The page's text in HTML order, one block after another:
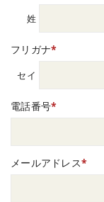
姓
フリガナ*
セイ
電話番号*
メールアドレス*